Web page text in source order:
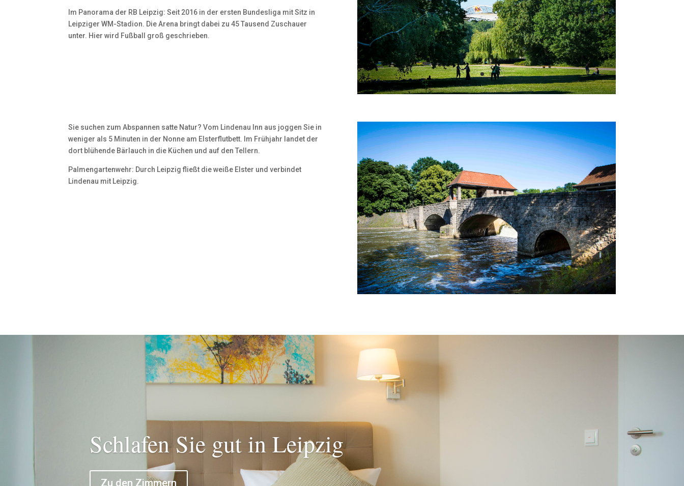
Im Panorama der RB Leipzig: Seit 2016 in der ersten Bundesliga mit Sitz in
Leipziger WM-Stadion. Die Arena bringt dabei zu 45 Tausend Zuschauer
unter. Hier wird Fußball groß geschrieben.
Sie suchen zum Abspannen satte Natur? Vom Lindenau Inn aus joggen Sie in
weniger als 5 Minuten in der Nonne am Elsterflutbett. Im Frühjahr landet der
dort blühende Bärlauch in die Küchen und auf den Tellern.
Palmengartenwehr: Durch Leipzig fließt die weiße Elster und verbindet
Lindenau mit Leipzig.
Schlafen Sie gut in Leipzig
Zu den Zimmern